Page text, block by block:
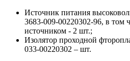
Источник питания
3683-009-00220302-96, в том
источником - 2 шт.;
Изолятор проходной
033-00220302 – шт.